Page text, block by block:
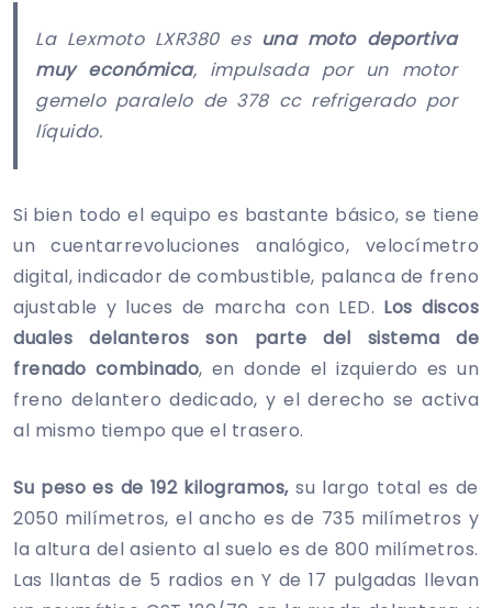
La Lexmoto LXR380 es una moto deportiva
muy económica, impulsada por un motor
gemelo paralelo de 378 cc refrigerado por
líquido.
Si bien todo el equipo es bastante básico, se tiene
un cuentarrevoluciones analógico, velocímetro
digital, indicador de combustible, palanca de freno
ajustable y luces de marcha con LED. Los discos
duales delanteros son parte del sistema de
frenado combinado, en donde el izquierdo es un
freno delantero dedicado, y el derecho se activa
al mismo tiempo que el trasero.
Su peso es de 192 kilogramos, su largo total es de
2050 milímetros, el ancho es de 735 milímetros y
la altura del asiento al suelo es de 800 milímetros.
Las llantas de 5 radios en Y de 17 pulgadas llevan